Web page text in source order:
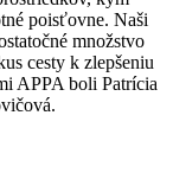
poisťovne. Naši
množstvo
cesty k zlepšeniu
APPA boli Patrícia